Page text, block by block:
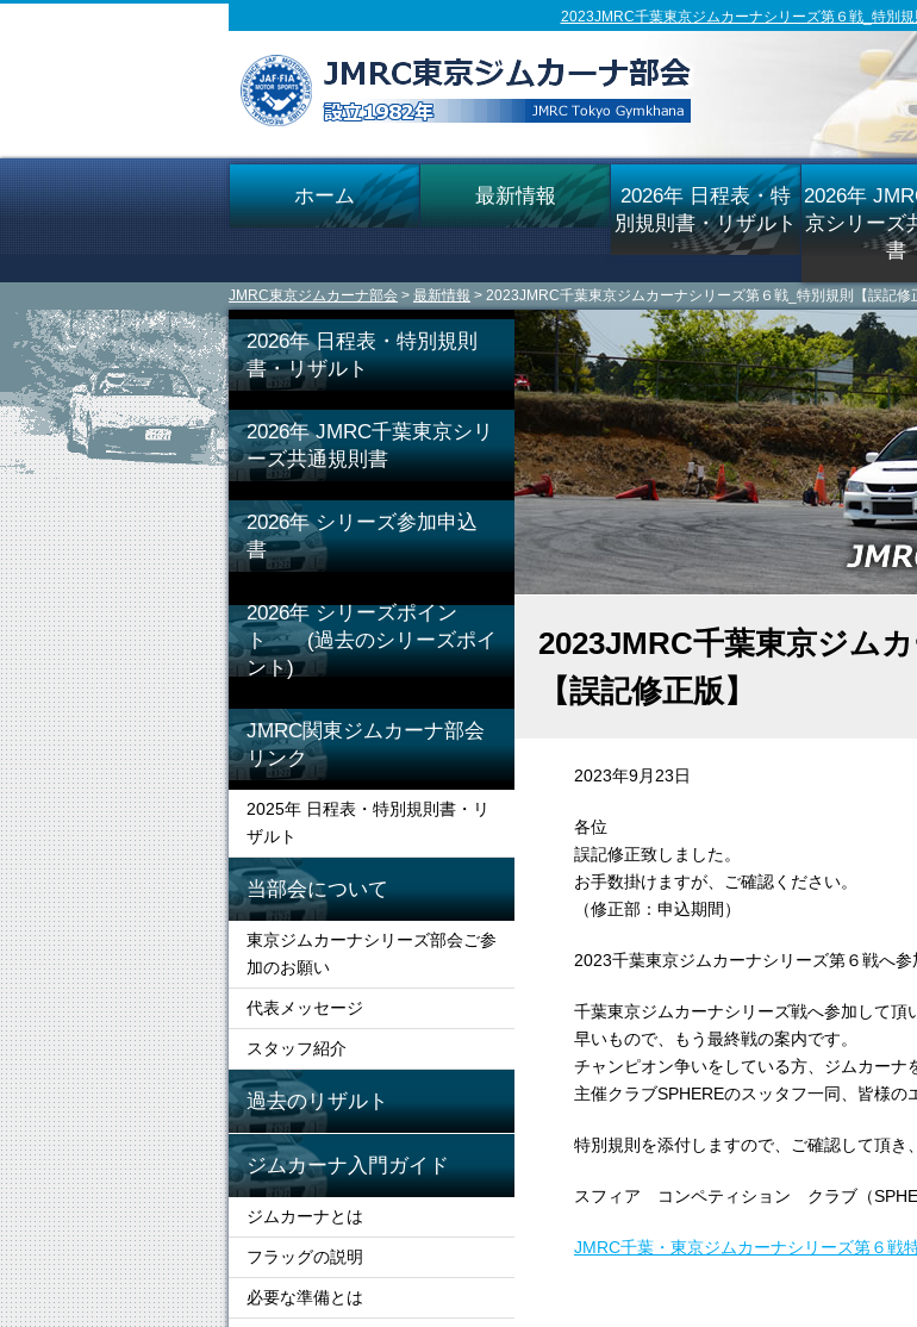
2023JMRC千葉東京ジムカーナシリーズ第６戦_特別
ホーム 最新情報
2026年 日程表・特
別規則書・リザルト
2026年
京シリーズ
書
JMRC東京ジムカーナ部会 > 最新情報 > 2023JMRC千葉東京ジムカーナシリーズ第６戦_特別規則【誤記修
2023JMRC千葉東京ジム
【誤記修正版】
2023年9月23日
各位
誤記修正致しました。
お手数掛けますが、ご確認ください。
（修正部：申込期間）
2023千葉東京ジムカーナシリーズ第６戦へ参
千葉東京ジムカーナシリーズ戦へ参加して頂
早いもので、もう最終戦の案内です。
チャンピオン争いをしている方、ジムカー
主催クラブSPHEREのスッタフ一同、皆様の
特別規則を添付しますので、ご確認して頂き
スフィア コンペティション クラブ（
JMRC千葉・東京ジムカーナシリーズ第６戦
2026年 日程表・特別規則
書・リザルト
2026年 JMRC千葉東京シリ
ーズ共通規則書
2026年 シリーズ参加申込
書
2026年 シリーズポイン
ト (過去のシリーズポイ
ント)
JMRC関東ジムカーナ部会
リンク
2025年 日程表・特別規則書・リ
ザルト
当部会について
東京ジムカーナシリーズ部会ご参
加のお願い
代表メッセージ
スタッフ紹介
過去のリザルト
ジムカーナ入門ガイド
ジムカーナとは
フラッグの説明
必要な準備とは